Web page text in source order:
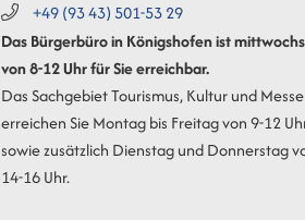
+49 (9343) 501-5329
Das Bürgerbüro in Königshofen ist mittwochs
von 8-12 Uhr für Sie erreichbar.
Das Sachgebiet Tourismus, Kultur und Messe
erreichen Sie Montag bis Freitag von 9-12
sowie zusätzlich Dienstag und Donnerstag
14-16 Uhr.